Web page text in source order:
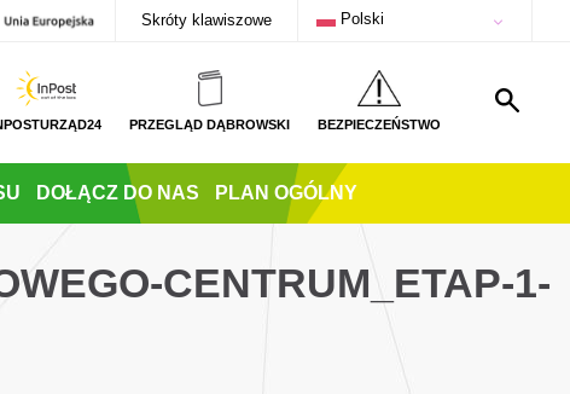
Skróty klawiszowe Polski
PRZEGLĄD DĄBROWSKI BEZPIECZEŃSTWO
DOŁĄCZ DO NAS PLAN OGÓLNY
CENTRUM_ETAP-1-